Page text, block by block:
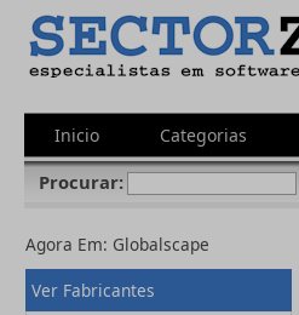
Inicio Categorias
Procurar:
Agora Em: Globalscape
Ver Fabricantes